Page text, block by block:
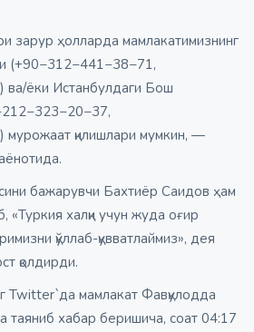
зарур ҳолларда мамлакатимизнинг
(+90−312−441−38−71,
ёки Истанбулдаги Бош
қилишлари мумкин, —
бажарувчи Бахтиёр Саидов ҳам
халқи учун жуда оғир
қўллаб-қувватлаймиз», дея
қолдирди.
Twitter`да мамлакат Фавқулодда
таяниб хабар беришича, соат 04:17